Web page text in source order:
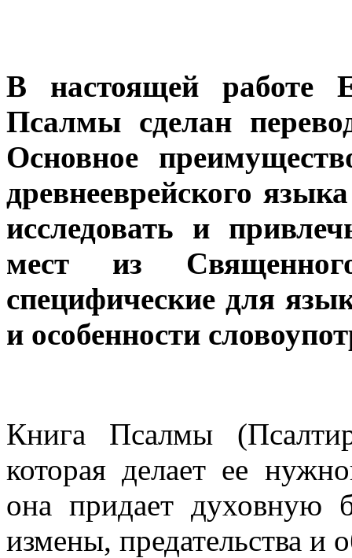
В настоящей работе
Псалмы сделан
Основное
древнееврейского
исследовать и
мест из
специфические для
и особенности
Книга Псалмы
которая делает ее
она придает духовную
измены, предательства и